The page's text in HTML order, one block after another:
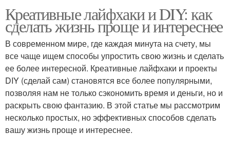
Креативные лайфхаки и DIY: как
сделать жизнь проще и интереснее
В современном мире, где каждая минута на счету, мы
все чаще ищем способы упростить свою жизнь и сделать
ее более интересной. Креативные лайфхаки и проекты
DIY (сделай сам) становятся все более популярными,
позволяя нам не только сэкономить время и деньги, но и
раскрыть свою фантазию. В этой статье мы рассмотрим
несколько простых, но эффективных способов сделать
вашу жизнь проще и интереснее.